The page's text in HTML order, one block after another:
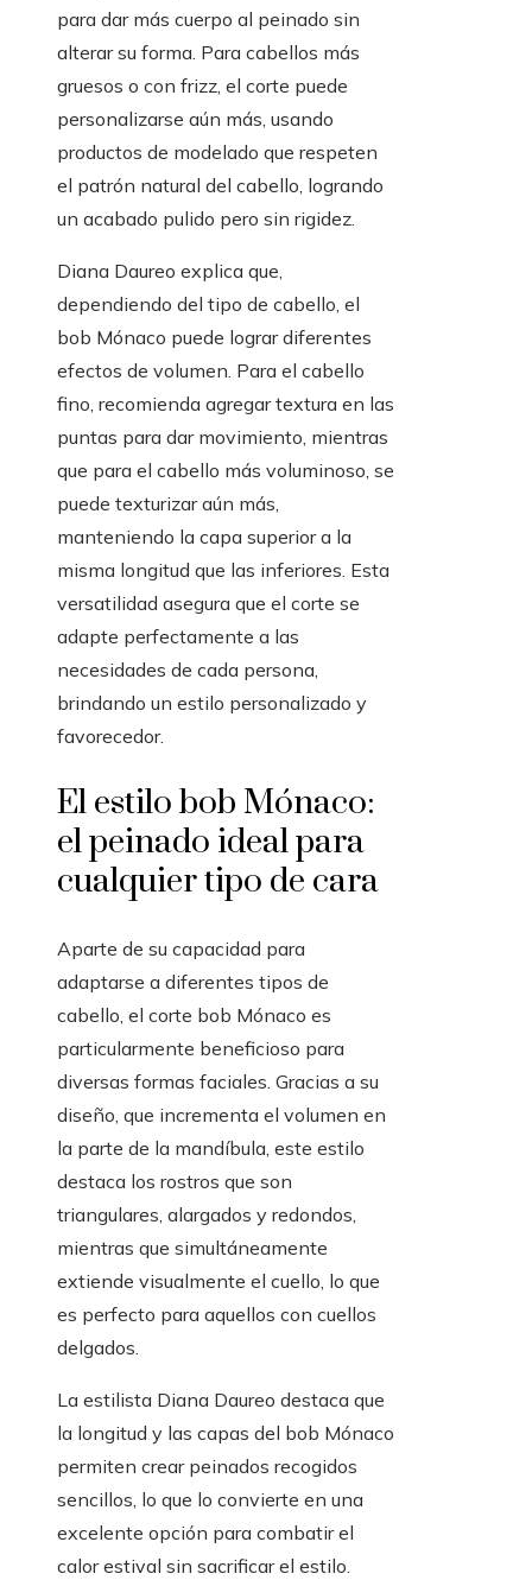
para dar más cuerpo al peinado sin
alterar su forma. Para cabellos más
gruesos o con frizz, el corte puede
personalizarse aún más, usando
productos de modelado que respeten
el patrón natural del cabello, logrando
un acabado pulido pero sin rigidez.
Diana Daureo explica que,
dependiendo del tipo de cabello, el
bob Mónaco puede lograr diferentes
efectos de volumen. Para el cabello
fino, recomienda agregar textura en las
puntas para dar movimiento, mientras
que para el cabello más voluminoso, se
puede texturizar aún más,
manteniendo la capa superior a la
misma longitud que las inferiores. Esta
versatilidad asegura que el corte se
adapte perfectamente a las
necesidades de cada persona,
brindando un estilo personalizado y
favorecedor.
El estilo bob Mónaco:
el peinado ideal para
cualquier tipo de cara
Aparte de su capacidad para
adaptarse a diferentes tipos de
cabello, el corte bob Mónaco es
particularmente beneficioso para
diversas formas faciales. Gracias a su
diseño, que incrementa el volumen en
la parte de la mandíbula, este estilo
destaca los rostros que son
triangulares, alargados y redondos,
mientras que simultáneamente
extiende visualmente el cuello, lo que
es perfecto para aquellos con cuellos
delgados.
La estilista Diana Daureo destaca que
la longitud y las capas del bob Mónaco
permiten crear peinados recogidos
sencillos, lo que lo convierte en una
excelente opción para combatir el
calor estival sin sacrificar el estilo.